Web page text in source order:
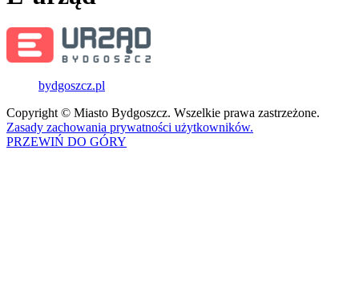
bydgoszcz.pl
Copyright © Miasto Bydgoszcz. Wszelkie prawa zastrzeżone.
Zasady zachowania prywatności użytkowników.
PRZEWIŃ DO GÓRY